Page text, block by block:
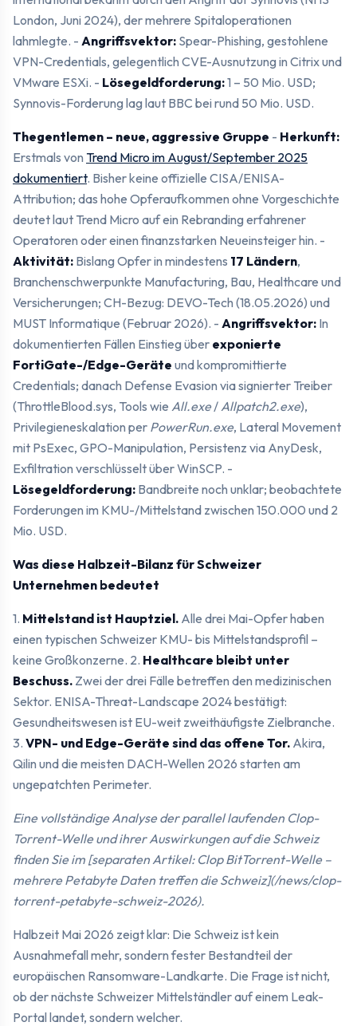
London, Juni 2024), der mehrere Spitaloperationen
lahmlegte. - Angriffsvektor: Spear-Phishing, gestohlene
VPN-Credentials, gelegentlich CVE-Ausnutzung in Citrix und
VMware ESXi. - Lösegeldforderung:1 – 50 Mio. USD;
Synnovis-Forderung lag laut BBC bei rund 50 Mio. USD.
Thegentlemen – neue, aggressive Gruppe - Herkunft:
Erstmals von Trend Micro im August/September 2025
dokumentiert. Bisher keine offizielle CISA/ENISA-
Attribution; das hohe Opferaufkommen ohne Vorgeschichte
deutet laut Trend Micro auf ein Rebranding erfahrener
Operatoren oder einen finanzstarken Neueinsteiger hin. -
Aktivität: Bislang Opfer in mindestens 17 Ländern,
Branchenschwerpunkte Manufacturing, Bau, Healthcare und
Versicherungen; CH-Bezug: DEVO-Tech (18.05.2026) und
MUST Informatique (Februar 2026). - Angriffsvektor: In
dokumentierten Fällen Einstieg über exponierte
FortiGate-/Edge-Geräte und kompromittierte
Credentials; danach Defense Evasion via signierter Treiber
(ThrottleBlood.sys, Tools wie All.exe/Allpatch2.exe),
Privilegieneskalation per PowerRun.exe, Lateral Movement
mit PsExec, GPO-Manipulation, Persistenz via AnyDesk,
Exfiltration verschlüsselt über WinSCP. -
Lösegeldforderung: Bandbreite noch unklar; beobachtete
Forderungen im KMU-/Mittelstand zwischen 150.000 und 2
Mio. USD.
Was diese Halbzeit-Bilanz für Schweizer
Unternehmen bedeutet
1. Mittelstand ist Hauptziel. Alle drei Mai-Opfer haben
einen typischen Schweizer KMU- bis Mittelstandsprofil –
keine Großkonzerne. 2. Healthcare bleibt unter
Beschuss. Zwei der drei Fälle betreffen den medizinischen
Sektor. ENISA-Threat-Landscape 2024 bestätigt:
Gesundheitswesen ist EU-weit zweithäufigste Zielbranche.
3. VPN- und Edge-Geräte sind das offene Tor. Akira,
Qilin und die meisten DACH-Wellen 2026 starten am
ungepatchten Perimeter.
Eine vollständige Analyse der parallel laufenden Clop-
Torrent-Welle und ihrer Auswirkungen auf die Schweiz
finden Sie im [separaten Artikel: Clop BitTorrent-Welle –
mehrere Petabyte Daten treffen die Schweiz](/news/clop-
torrent-petabyte-schweiz-2026).
Halbzeit Mai 2026 zeigt klar: Die Schweiz ist kein
Ausnahmefall mehr, sondern fester Bestandteil der
europäischen Ransomware-Landkarte. Die Frage ist nicht,
ob der nächste Schweizer Mittelständler auf einem Leak-
Portal landet, sondern welcher.